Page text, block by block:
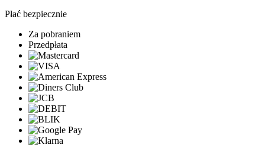
Płać bezpiecznie
Za pobraniem
Przedpłata